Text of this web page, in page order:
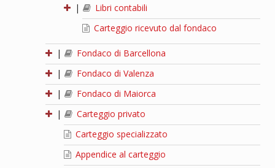
|
Libri contabili
Carteggio ricevuto dal fondaco
|
Fondaco di Barcellona
|
Fondaco di Valenza
|
Fondaco di Maiorca
|
Carteggio privato
Carteggio specializzato
Appendice al carteggio